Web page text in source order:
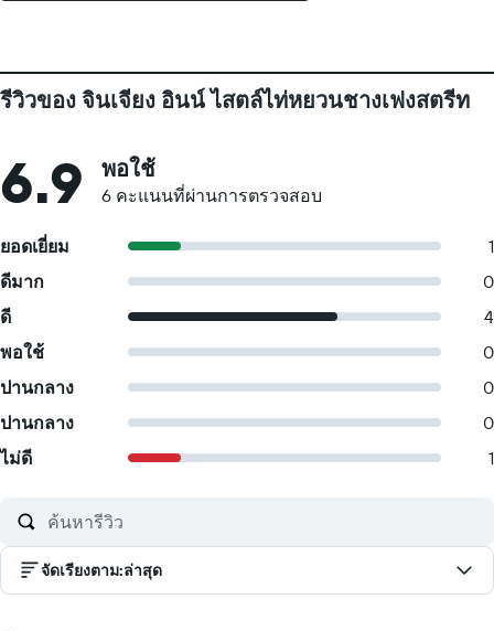
รีวิวของ จินเจียง อินน์ ไสตล์ไท่หยวนชางเฟงสตรีท
6.9 พอใช้
6 คะแนนที่ผ่านการตรวจสอบ
ยอดเยี่ยม
1
ดีมาก
0
ดี
4
พอใช้
0
ปานกลาง
0
ปานกลาง
0
ไม่ดี
1
จัดเรียงตาม:ล่าสุด